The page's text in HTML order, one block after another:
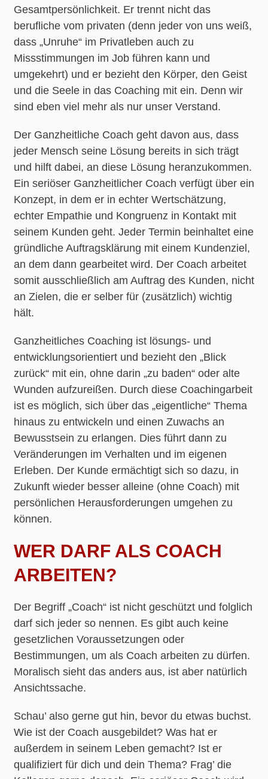
Gesamtpersönlichkeit. Er trennt nicht das
berufliche vom privaten (denn jeder von uns weiß,
dass „Unruhe“ im Privatleben auch zu
Missstimmungen im Job führen kann und
umgekehrt) und er bezieht den Körper, den Geist
und die Seele in das Coaching mit ein. Denn wir
sind eben viel mehr als nur unser Verstand.
Der Ganzheitliche Coach geht davon aus, dass
jeder Mensch seine Lösung bereits in sich trägt
und hilft dabei, an diese Lösung heranzukommen.
Ein seriöser Ganzheitlicher Coach verfügt über ein
Konzept, in dem er in echter Wertschätzung,
echter Empathie und Kongruenz in Kontakt mit
seinem Kunden geht. Jeder Termin beinhaltet eine
gründliche Auftragsklärung mit einem Kundenziel,
an dem dann gearbeitet wird. Der Coach arbeitet
somit ausschließlich am Auftrag des Kunden, nicht
an Zielen, die er selber für (zusätzlich) wichtig
hält.
Ganzheitliches Coaching ist lösungs- und
entwicklungsorientiert und bezieht den „Blick
zurück“ mit ein, ohne darin „zu baden“ oder alte
Wunden aufzureißen. Durch diese Coachingarbeit
ist es möglich, sich über das „eigentliche“ Thema
hinaus zu entwickeln und einen Zuwachs an
Bewusstsein zu erlangen. Dies führt dann zu
Veränderungen im Verhalten und im eigenen
Erleben. Der Kunde ermächtigt sich so dazu, in
Zukunft wieder besser alleine (ohne Coach) mit
persönlichen Herausforderungen umgehen zu
können.
WER DARF ALS COACH
ARBEITEN?
Der Begriff „Coach“ ist nicht geschützt und folglich
darf sich jeder so nennen. Es gibt auch keine
gesetzlichen Voraussetzungen oder
Bestimmungen, um als Coach arbeiten zu dürfen.
Moralisch sieht das anders aus, ist aber natürlich
Ansichtssache.
Schau’ also gerne gut hin, bevor du etwas buchst.
Wie ist der Coach ausgebildet? Was hat er
außerdem in seinem Leben gemacht? Ist er
qualifiziert für dich und dein Thema? Frag’ die